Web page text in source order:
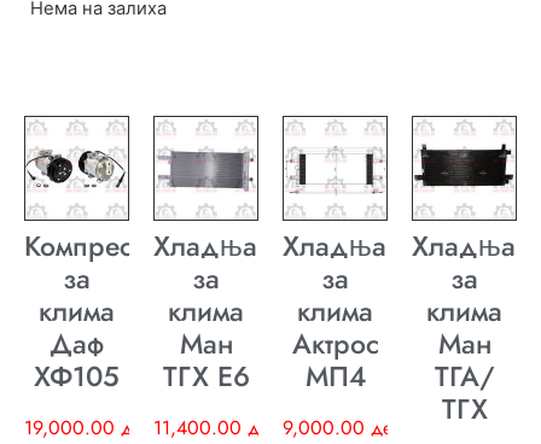
Нема на залиха
Компресор
за
клима
Даф
ХФ105
19,000.00 ден
Хладњак
за
клима
Ман
ТГХ E6
11,400.00 ден
Хладњак
за
клима
Актрос
МП4
9,000.00 ден
Хладњак
за
клима
Ман
ТГА/
ТГХ